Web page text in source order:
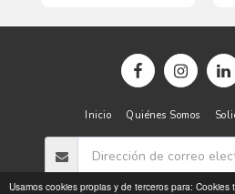
Usamos cookies propias y de terceros para: Cookies
Inicio Quiénes Somos